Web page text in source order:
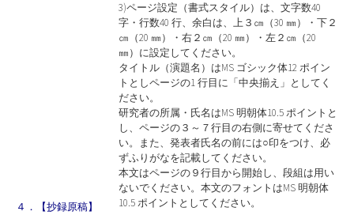
４．【抄録原稿】
3)ページ設定（書式スタイル）は、文字数40
字・行数40 行、余白は、上３㎝（30 ㎜）・下２
㎝（20 ㎜）・右２㎝（20 ㎜）・左２㎝（20
㎜）に設定してください。
タイトル（演題名）はMS ゴシック体12 ポイン
トとしページの1 行目に「中央揃え」としてく
ださい。
研究者の所属・氏名はMS 明朝体10.5 ポイントと
し、ページの３～７行目の右側に寄せてくださ
い。また、発表者氏名の前には○印をつけ、必
ずふりがなを記載してください。
本文はページの９行目から開始し、段組は用い
ないでください。本文のフォントはMS 明朝体
10.5 ポイントとしてください。